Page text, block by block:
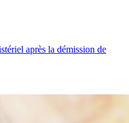
après la démission de